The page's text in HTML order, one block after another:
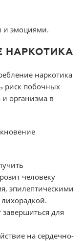
и эмоциями.
НАРКОТИКА
наркотика
риск побочных
и организма в
человеку
эпилептическими
для
на сердечно-